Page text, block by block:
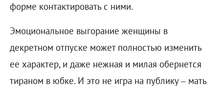
форме контактировать с ними.
Эмоциональное выгорание женщины в
декретном отпуске может полностью изменить
ее характер, и даже нежная и милая обернется
тираном в юбке. И это не игра на публику – мать